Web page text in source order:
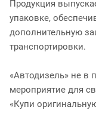
Продукция
упаковке,
дополнительную
транспортировки.
«Автодизель» не в
мероприятие для
«Купи